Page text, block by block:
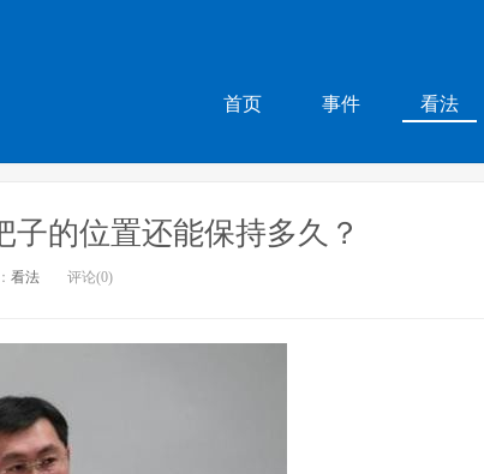
首页 事件 看法
的位置还能保持多久？
看法 评论(0)